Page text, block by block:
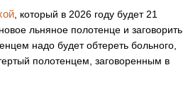
, который в 2026 году будет 21
льняное полотенце и заговорить
надо будет обтереть больного,
полотенцем, заговоренным в